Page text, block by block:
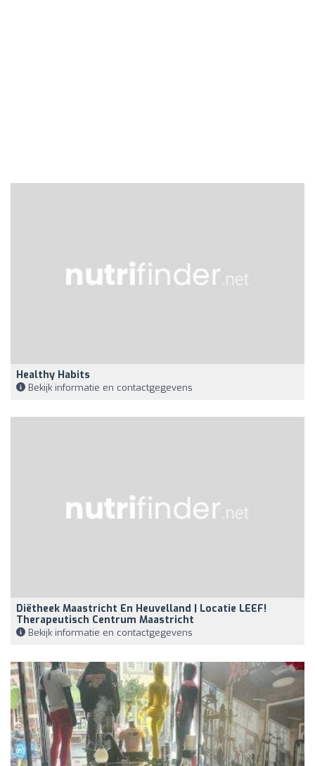
Healthy Habits
Bekijk informatie en contactgegevens
Diëtheek Maastricht En Heuvelland | Locatie LEEF!
Therapeutisch Centrum Maastricht
Bekijk informatie en contactgegevens